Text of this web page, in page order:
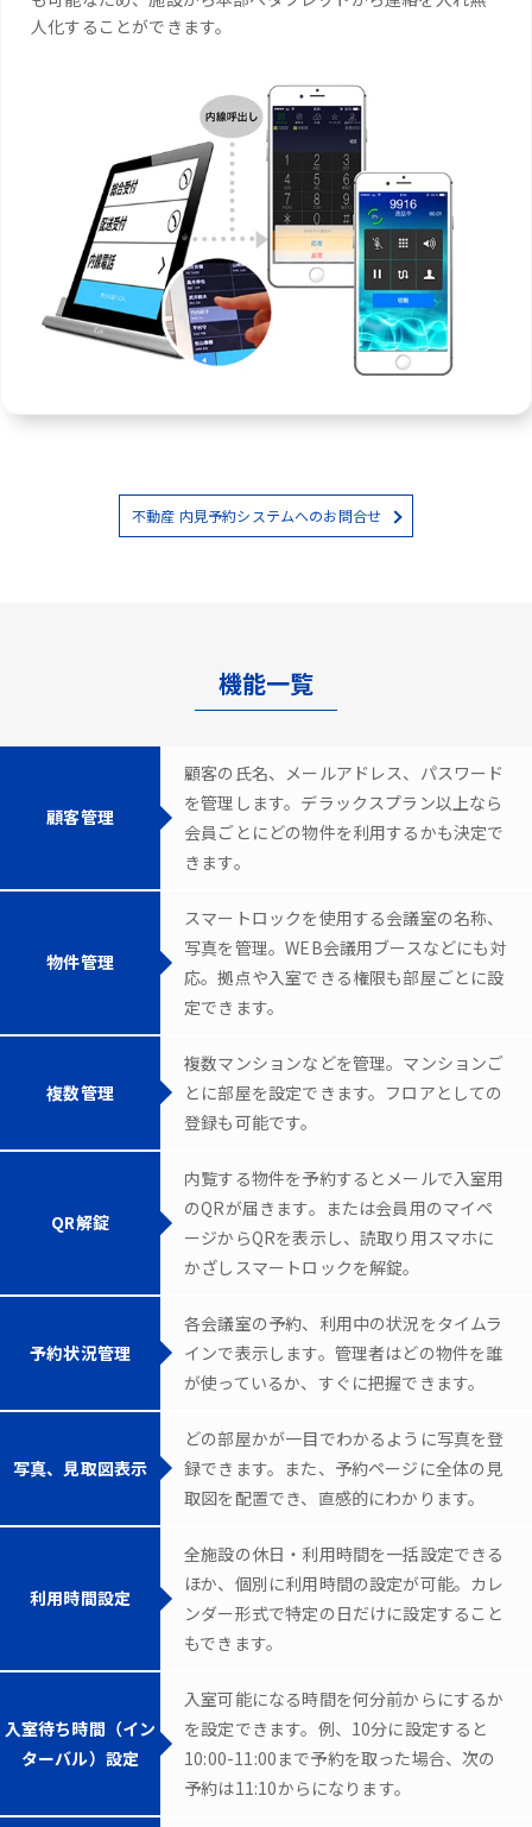
人化することができます。
不動産 内見予約システムへのお問合せ
機能一覧
顧客管理
顧客の氏名、メールアドレス、パスワード
を管理します。デラックスプラン以上なら
会員ごとにどの物件を利用するかも決定で
きます。
物件管理
スマートロックを使用する会議室の名称、
写真を管理。WEB会議用ブースなどにも対
応。拠点や入室できる権限も部屋ごとに設
定できます。
複数管理
複数マンションなどを管理。マンションご
とに部屋を設定できます。フロアとしての
登録も可能です。
QR解錠
内覧する物件を予約するとメールで入室用
のQRが届きます。または会員用のマイペ
ージからQRを表示し、読取り用スマホに
かざしスマートロックを解錠。
予約状況管理
各会議室の予約、利用中の状況をタイムラ
インで表示します。管理者はどの物件を誰
が使っているか、すぐに把握できます。
写真、見取図表示
どの部屋かが一目でわかるように写真を登
録できます。また、予約ページに全体の見
取図を配置でき、直感的にわかります。
利用時間設定
全施設の休日・利用時間を一括設定できる
ほか、個別に利用時間の設定が可能。カレ
ンダー形式で特定の日だけに設定すること
もできます。
入室待ち時間（イン
ターバル）設定
入室可能になる時間を何分前からにするか
を設定できます。例、10分に設定すると
10:00-11:00まで予約を取った場合、次の
予約は11:10からになります。